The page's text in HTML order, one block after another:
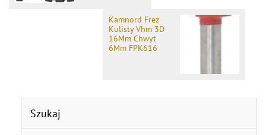
Kamnord Frez
Kulisty Vhm 3D
16Mm Chwyt
6Mm FPK616
Szukaj